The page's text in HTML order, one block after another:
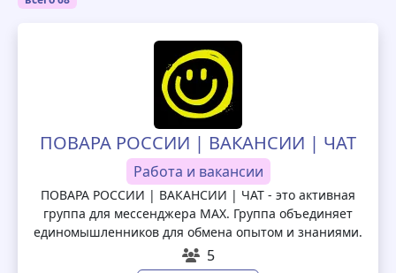
ПОВАРА РОССИИ | ВАКАНСИИ | ЧАТ
Работа и вакансии
ПОВАРА РОССИИ | ВАКАНСИИ | ЧАТ - это активная
группа для мессенджера MAX. Группа объединяет
единомышленников для обмена опытом и знаниями.
5